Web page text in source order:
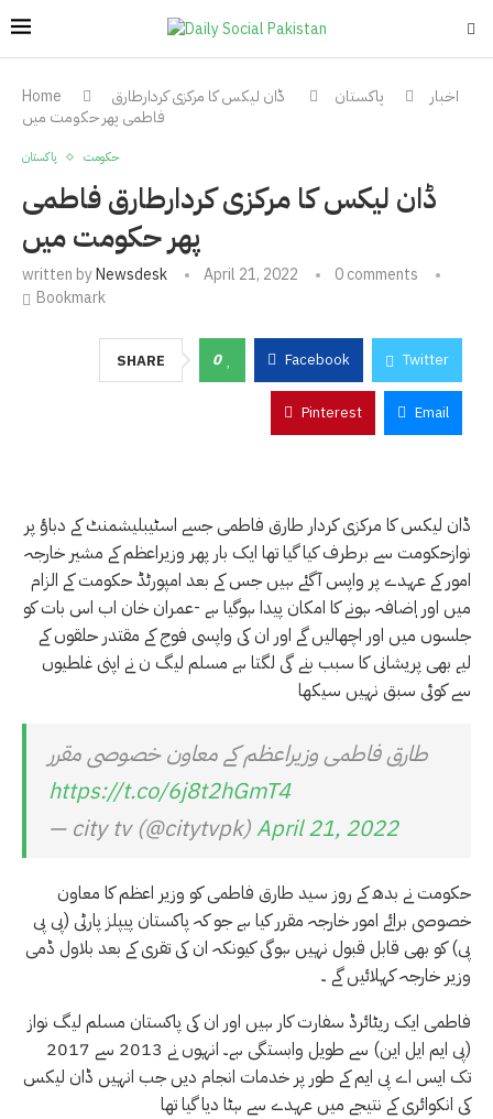
Home اخبار پاکستان
ڈان لیکس کا مرکزی کردارطارق
فاطمی پھر حکومت میں
پاکستان حکومت
ڈان لیکس کا مرکزی کردارطارق فاطمی
پھر حکومت میں
written byNewsdesk April 21, 2022
0 comments
Bookmark
SHARE 0 Facebook Twitter
Pinterest Email
ڈان لیکس کا مرکزی کردار طارق فاطمی جسے اسٹیبلیشمنٹ کے دباؤ پر
نوازحکومت سے برطرف کیا گیا تھا ایک بار پھر وزیراعظم کے مشیر خارجہ
امور کے عہدے پر واپس آگئے ہیں جس کے بعد امپورٹڈ حکومت کے الزام
میں اور اٖضافہ ہونے کا امکان پیدا ہوگیا ہے -عمران خان اب اس بات کو
جلسوں میں اور اچھالیں گے اور ان کی واپسی فوج کے مقتدر حلقوں کے
لیے بھی پریشانی کا سبب بنے گی لگتا ہے مسلم لیگ ن نے اپنی غلطیوں
سے کوئی سبق نہیں سیکھا
طارق فاطمی وزیراعظم کے معاون خصوصی مقرر
https://t.co/6j8t2hGmT4
— city tv (@citytvpk)April 21, 2022
حکومت نے بدھ کے روز سید طارق فاطمی کو وزیر اعظم کا معاون
خصوصی برائے امور خارجہ مقرر کیا ہے جو کہ پاکستان پیپلز پارٹی (پی پی
پی) کو بھی قابل قبول نہیں ہوگی کیونکہ ان کی تقری کے بعد بلاول ڈمی
وزیر خارجہ کہلائیں گے ۔
فاطمی ایک ریٹائرڈ سفارت کار ہیں اور ان کی پاکستان مسلم لیگ نواز
(پی ایم ایل این) سے طویل وابستگی ہے۔ انہوں نے 2013 سے 2017
تک ایس اے پی ایم کے طور پر خدمات انجام دیں جب انہیں ڈان لیکس
کی انکوائری کے نتیجے میں عہدے سے ہٹا دیا گیا تھا